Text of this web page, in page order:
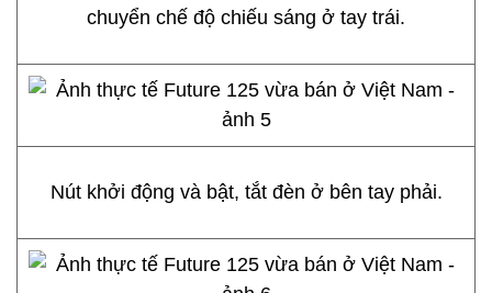
chuyển chế độ chiếu sáng ở tay trái.
Nút khởi động và bật, tắt đèn ở bên tay phải.